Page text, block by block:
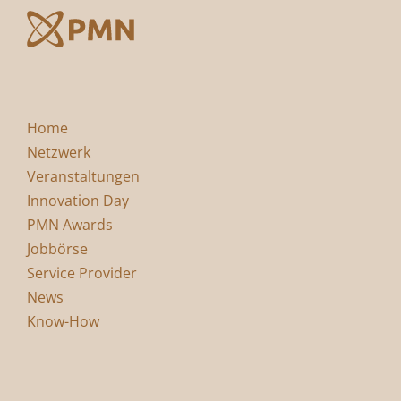
Home
Netzwerk
Veranstaltungen
Innovation Day
PMN Awards
Jobbörse
Service Provider
News
Know-How